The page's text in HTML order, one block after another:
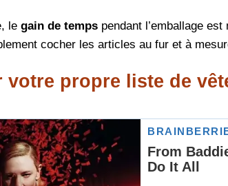
le gain de temps pendant l’emballage
cocher les articles au fur et à
votre propre liste de